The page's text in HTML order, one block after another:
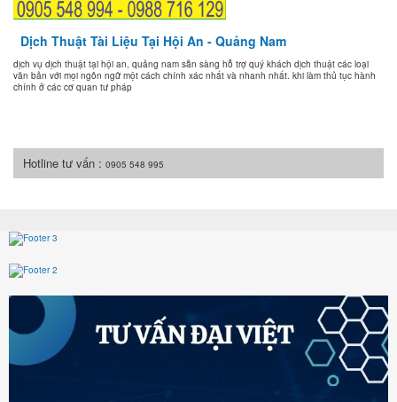
Dịch Thuật Tài Liệu Tại Hội An - Quảng Nam
dịch vụ dịch thuật tại hội an, quảng nam sẵn sàng hỗ trợ quý khách dịch thuật các loại
văn bản với mọi ngôn ngữ một cách chính xác nhất và nhanh nhất. khi làm thủ tục hành
chính ở các cơ quan tư pháp
Hotline tư vấn : 0905 548 995